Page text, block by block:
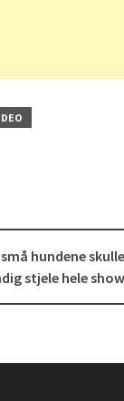
hundene
stjele hele